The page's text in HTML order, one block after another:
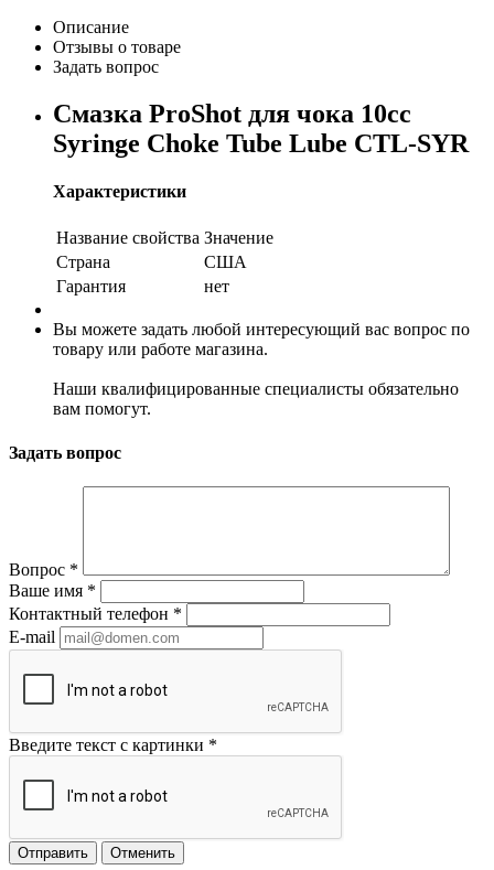
Описание
Отзывы о товаре
Задать вопрос
Смазка ProShot для чока 10cc
Syringe Choke Tube Lube CTL-SYR
Характеристики
Название свойства Значение
Страна
США
Гарантия
нет
Вы можете задать любой интересующий вас вопрос по
товару или работе магазина.
Наши квалифицированные специалисты обязательно
вам помогут.
Задать вопрос
Вопрос *
Ваше имя *
Контактный телефон *
E-mail
Введите текст с картинки *
Отправить Отменить